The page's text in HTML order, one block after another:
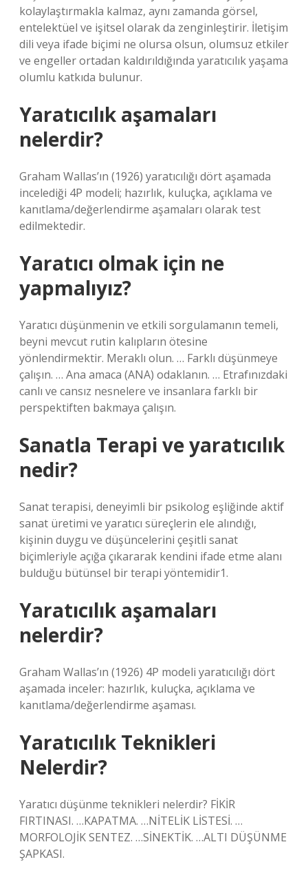
kolaylaştırmakla kalmaz, aynı zamanda görsel,
entelektüel ve işitsel olarak da zenginleştirir. İletişim
dili veya ifade biçimi ne olursa olsun, olumsuz etkiler
ve engeller ortadan kaldırıldığında yaratıcılık yaşama
olumlu katkıda bulunur.
Yaratıcılık aşamaları
nelerdir?
Graham Wallas’ın (1926) yaratıcılığı dört aşamada
incelediği 4P modeli; hazırlık, kuluçka, açıklama ve
kanıtlama/değerlendirme aşamaları olarak test
edilmektedir.
Yaratıcı olmak için ne
yapmalıyız?
Yaratıcı düşünmenin ve etkili sorgulamanın temeli,
beyni mevcut rutin kalıpların ötesine
yönlendirmektir. Meraklı olun. … Farklı düşünmeye
çalışın. … Ana amaca (ANA) odaklanın. … Etrafınızdaki
canlı ve cansız nesnelere ve insanlara farklı bir
perspektiften bakmaya çalışın.
Sanatla Terapi ve yaratıcılık
nedir?
Sanat terapisi, deneyimli bir psikolog eşliğinde aktif
sanat üretimi ve yaratıcı süreçlerin ele alındığı,
kişinin duygu ve düşüncelerini çeşitli sanat
biçimleriyle açığa çıkararak kendini ifade etme alanı
bulduğu bütünsel bir terapi yöntemidir1.
Yaratıcılık aşamaları
nelerdir?
Graham Wallas’ın (1926) 4P modeli yaratıcılığı dört
aşamada inceler: hazırlık, kuluçka, açıklama ve
kanıtlama/değerlendirme aşaması.
Yaratıcılık Teknikleri
Nelerdir?
Yaratıcı düşünme teknikleri nelerdir? FİKİR
FIRTINASI. …KAPATMA. …NİTELİK LİSTESİ. …
MORFOLOJİK SENTEZ. …SİNEKTİK. …ALTI DÜŞÜNME
ŞAPKASI.